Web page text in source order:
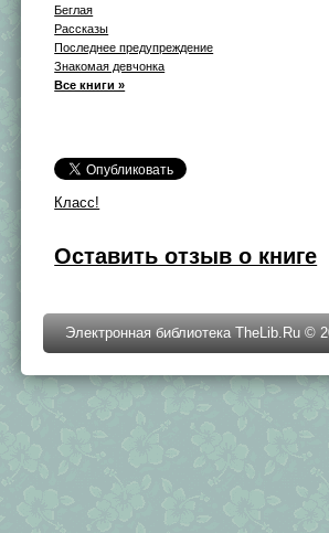
Беглая
Рассказы
Последнее предупреждение
Знакомая девчонка
Все книги »
Класс!
Оставить отзыв о книге
Электронная библиотека TheLib.Ru ©